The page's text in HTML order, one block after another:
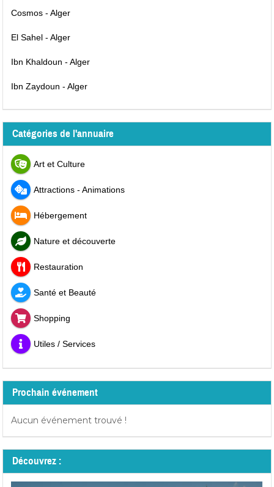
Cosmos - Alger
El Sahel - Alger
Ibn Khaldoun - Alger
Ibn Zaydoun - Alger
Catégories de l'annuaire
Art et Culture
Attractions - Animations
Hébergement
Nature et découverte
Restauration
Santé et Beauté
Shopping
Utiles / Services
Prochain événement
Aucun événement trouvé !
Découvrez :